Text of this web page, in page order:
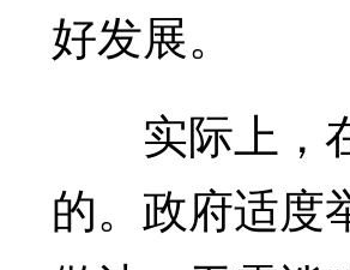
好发展。
实际上，在
的。政府适度